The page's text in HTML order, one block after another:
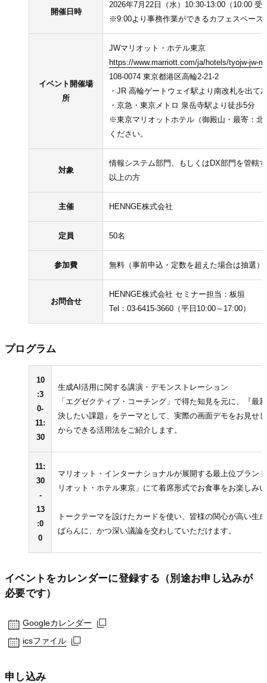
開催日時
2026年7月22日（水）10:30-13:00（10:00 受
※9:00より事務作業ができるカフェスペース
イベント開催場
所
JWマリオット・ホテル東京
https://www.marriott.com/ja/hotels/tyojw-jw-
https://www.marriott.com/ja/hotels/tyojw-jw-
https://www.marriott.com/ja/hotels/tyojw-jw-
108-0074 東京都港区高輪2-21-2
・JR 高輪ゲートウェイ駅より南改札を出て
・京急・東京メトロ 泉岳寺駅より徒歩5分
※東京マリオットホテル（御殿山・最寄：
ください。
対象
情報システム部門、もしくはDX部門を管轄
以上の方
主催 HENNGE株式会社
定員 50名
参加費 無料（事前申込・定数を超えた場合は抽選）
お問合せ
HENNGE株式会社 セミナー担当：板垣
Tel：03-6415-3660（平日10:00～17:00）
プログラム
10
:3
0-
11:
30
生成AI活用に関する講演・デモンストレーション
「エグゼクティブ・コーチング」で得た知見を元に、『最
決したい課題』をテーマとして、実際の画面デモをお見せ
からできる活用法をご紹介します。
11:
30
-
13
:0
0
マリオット・インターナショナルが展開する最上位ブラン
リオット・ホテル東京」にて着席形式でお食事をお楽しみ
トークテーマを設けたカードを使い、皆様の関心が高い生
ばらんに、かつ深い議論を交わしていただけます。
イベントをカレンダーに登録する（別途お申し込みが
必要です）
Googleカレンダー
Googleカレンダー
Googleカレンダー
icsファイル
icsファイル
icsファイル
申し込み